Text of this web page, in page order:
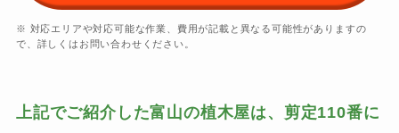
※ 対応エリアや対応可能な作業、費用が記載と異なる可能性がありますの
で、詳しくはお問い合わせください。
上記でご紹介した富山の植木屋は、剪定110番に